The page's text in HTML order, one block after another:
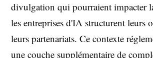
divulgation qui pourraient impacter
les entreprises d'IA structurent leurs
leurs partenariats. Ce contexte
une couche supplémentaire de